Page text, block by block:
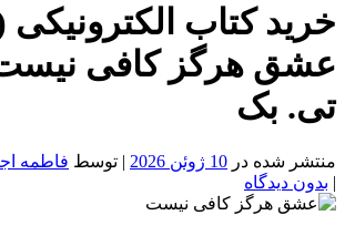
عشق هرگز کافی نیست
تی. بک
منتشر شده در 10 ژوئن 2026 | توسط فاطمه
| بدون دیدگاه